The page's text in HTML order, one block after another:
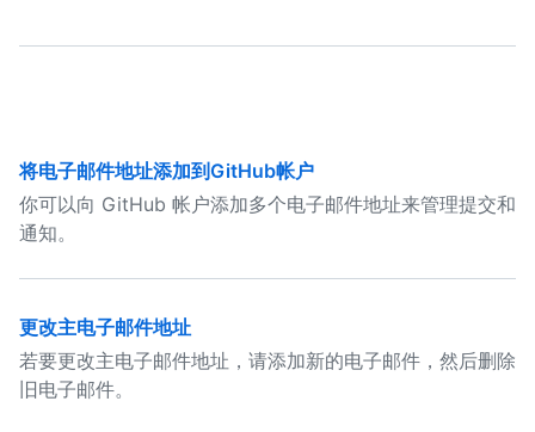
将电子邮件地址添加到GitHub帐户
你可以向 GitHub 帐户添加多个电子邮件地址来管理提交和
通知。
更改主电子邮件地址
若要更改主电子邮件地址，请添加新的电子邮件，然后删除
旧电子邮件。